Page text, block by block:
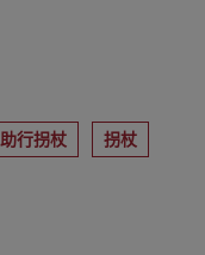
助行拐杖 拐杖